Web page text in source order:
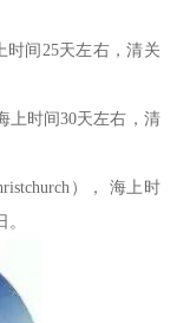
间25天左右，清关
上时间30天左右，清
）， 海上时